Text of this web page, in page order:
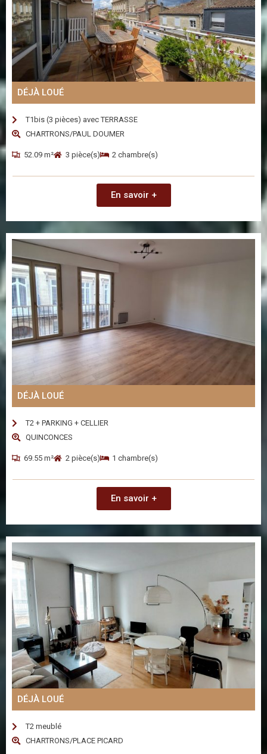
DÉJÀ LOUÉ
T1bis (3 pièces) avec TERRASSE
CHARTRONS/PAUL DOUMER
52.09 m² 3 pièce(s) 2 chambre(s)
En savoir +
DÉJÀ LOUÉ
T2 + PARKING + CELLIER
QUINCONCES
69.55 m² 2 pièce(s) 1 chambre(s)
En savoir +
DÉJÀ LOUÉ
T2 meublé
CHARTRONS/PLACE PICARD